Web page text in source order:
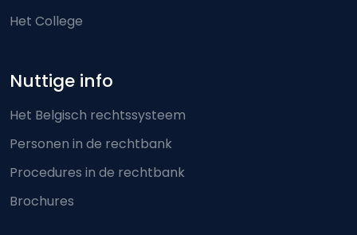
Het College
Nuttige info
Het Belgisch rechtssysteem
Personen in de rechtbank
Procedures in de rechtbank
Brochures